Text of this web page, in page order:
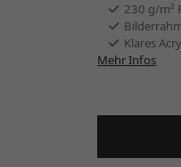
230 g/m²
Klares
Mehr Infos